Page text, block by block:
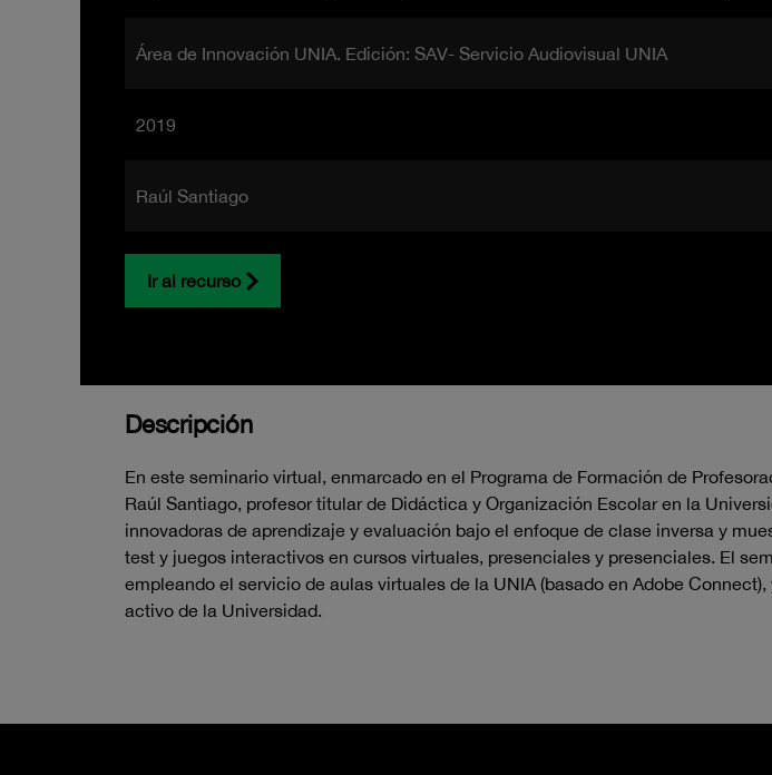
Área de Innovación UNIA. Edición: SAV- Servicio Audiovisual UNIA
2019
Raúl Santiago
Ir al recurso
Descripción
En este seminario virtual, enmarcado en el Programa de Formación de
Raúl Santiago, profesor titular de Didáctica y Organización Escolar en la
innovadoras de aprendizaje y evaluación bajo el enfoque de clase inversa y
test y juegos interactivos en cursos virtuales, presenciales y presenciales. El
empleando el servicio de aulas virtuales de la UNIA (basado en Adobe
activo de la Universidad.